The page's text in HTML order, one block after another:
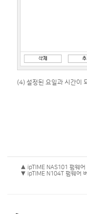
(4) 설정된 요일과 시간이
▲ ipTIME NAS101 펌웨
▼ ipTIME N104T 펌웨어